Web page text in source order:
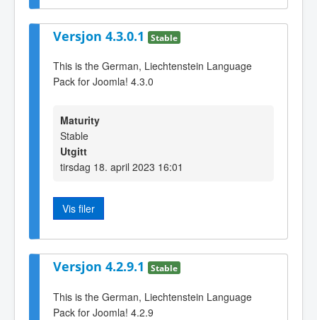
Versjon 4.3.0.1 Stable
This is the German, Liechtenstein Language
Pack for Joomla! 4.3.0
Maturity
Stable
Utgitt
tirsdag 18. april 2023 16:01
Vis filer
Versjon 4.2.9.1 Stable
This is the German, Liechtenstein Language
Pack for Joomla! 4.2.9